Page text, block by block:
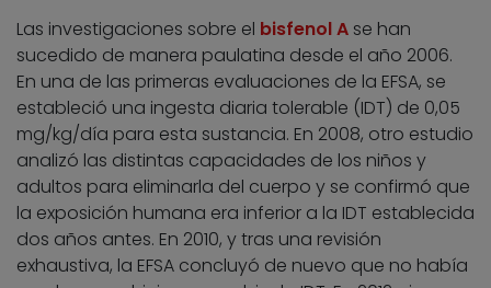
Las investigaciones sobre el bisfenol A se han
sucedido de manera paulatina desde el año 2006.
En una de las primeras evaluaciones de la EFSA, se
estableció una ingesta diaria tolerable (IDT) de 0,05
mg/kg/día para esta sustancia. En 2008, otro estudio
analizó las distintas capacidades de los niños y
adultos para eliminarla del cuerpo y se confirmó que
la exposición humana era inferior a la IDT establecida
dos años antes. En 2010, y tras una revisión
exhaustiva, la EFSA concluyó de nuevo que no había